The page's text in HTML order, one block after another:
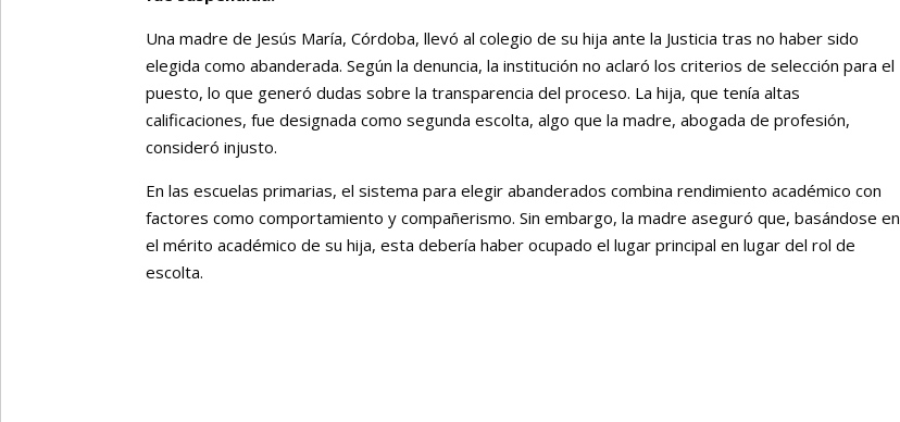
Una madre de Jesús María, Córdoba, llevó al colegio de su hija ante la Justicia tras no haber sido
elegida como abanderada. Según la denuncia, la institución no aclaró los criterios de selección para el
puesto, lo que generó dudas sobre la transparencia del proceso. La hija, que tenía altas
calificaciones, fue designada como segunda escolta, algo que la madre, abogada de profesión,
consideró injusto.
En las escuelas primarias, el sistema para elegir abanderados combina rendimiento académico con
factores como comportamiento y compañerismo. Sin embargo, la madre aseguró que, basándose en
el mérito académico de su hija, esta debería haber ocupado el lugar principal en lugar del rol de
escolta.